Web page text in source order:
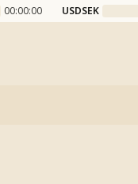
00:00:00 USDSEK